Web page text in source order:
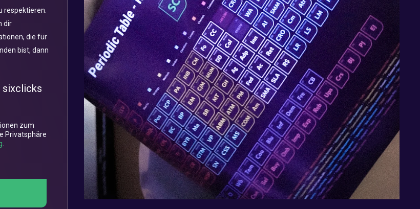
respektieren.
dir
die für
bist, dann
sixclicks
zum
Privatsphäre